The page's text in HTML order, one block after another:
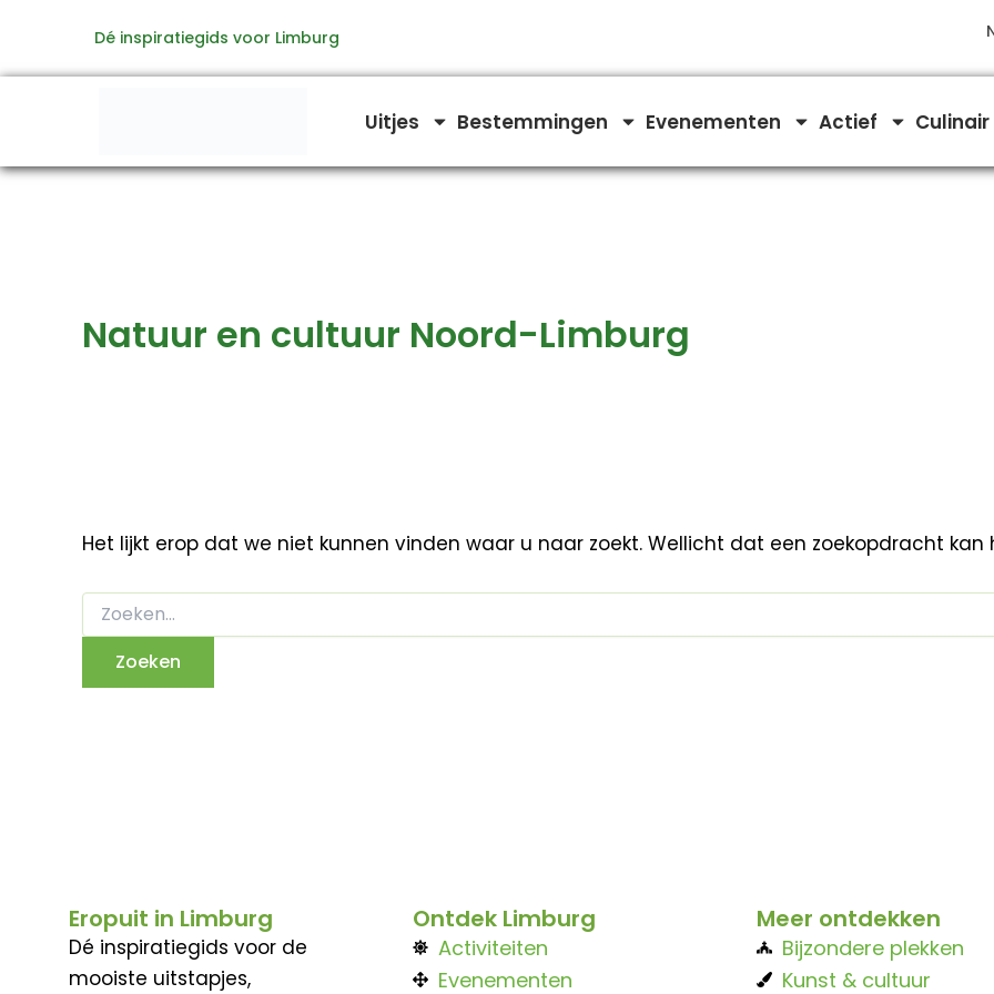
de
Dé inspiratiegids voor Limburg
Uitjes Bestemmingen Evenementen Actief Culinair
Natuur en cultuur Noord-Limburg
Het lijkt erop dat we niet kunnen vinden waar u naar zoekt. Wellicht dat een zoekopdracht kan
naar:
Eropuit in Limburg
Dé inspiratiegids voor de
mooiste uitstapjes,
Ontdek Limburg
Activiteiten
Evenementen
Meer ontdekken
Bijzondere plekken
Kunst & cultuur